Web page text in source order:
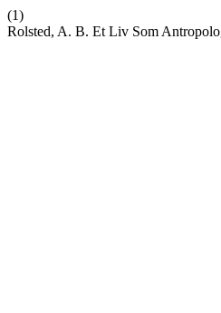
(1)
Rolsted, A. B. Et Liv Som